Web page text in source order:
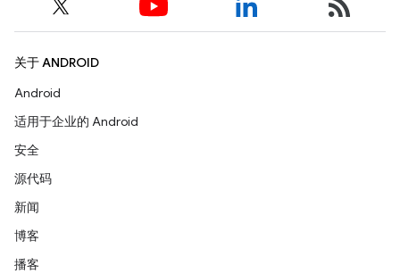
关于 ANDROID
Android
适用于企业的 Android
安全
源代码
新闻
博客
播客